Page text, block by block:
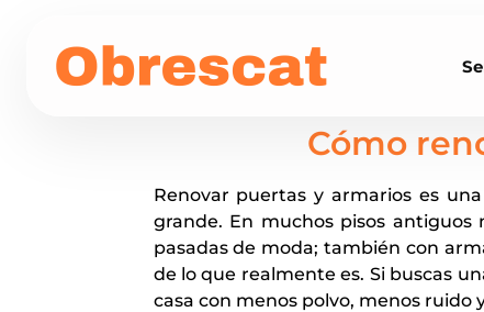
Cómo
Renovar puertas y armarios es
grande. En muchos pisos
pasadas de moda; también con
de lo que realmente es. Si buscas
casa con menos polvo, menos ruido